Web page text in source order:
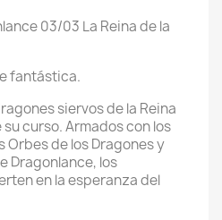
03/03 La Reina de la
fantástica.
siervos de la Reina
curso. Armados con los
Orbes de los Dragones y
Dragonlance, los
en la esperanza del